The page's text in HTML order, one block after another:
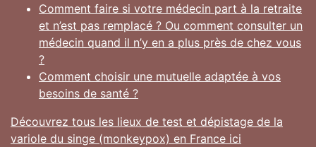
Comment faire si votre médecin part à la retraite
et n’est pas remplacé ? Ou comment consulter un
médecin quand il n’y en a plus près de chez vous
?
Comment choisir une mutuelle adaptée à vos
besoins de santé ?
Découvrez tous les lieux de test et dépistage de la
variole du singe (monkeypox) en France ici